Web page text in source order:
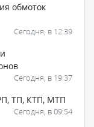
обмоток
Сегодня, в 12:39
Сегодня, в 19:37
ТП, КТП, МТП
Сегодня, в 09:54